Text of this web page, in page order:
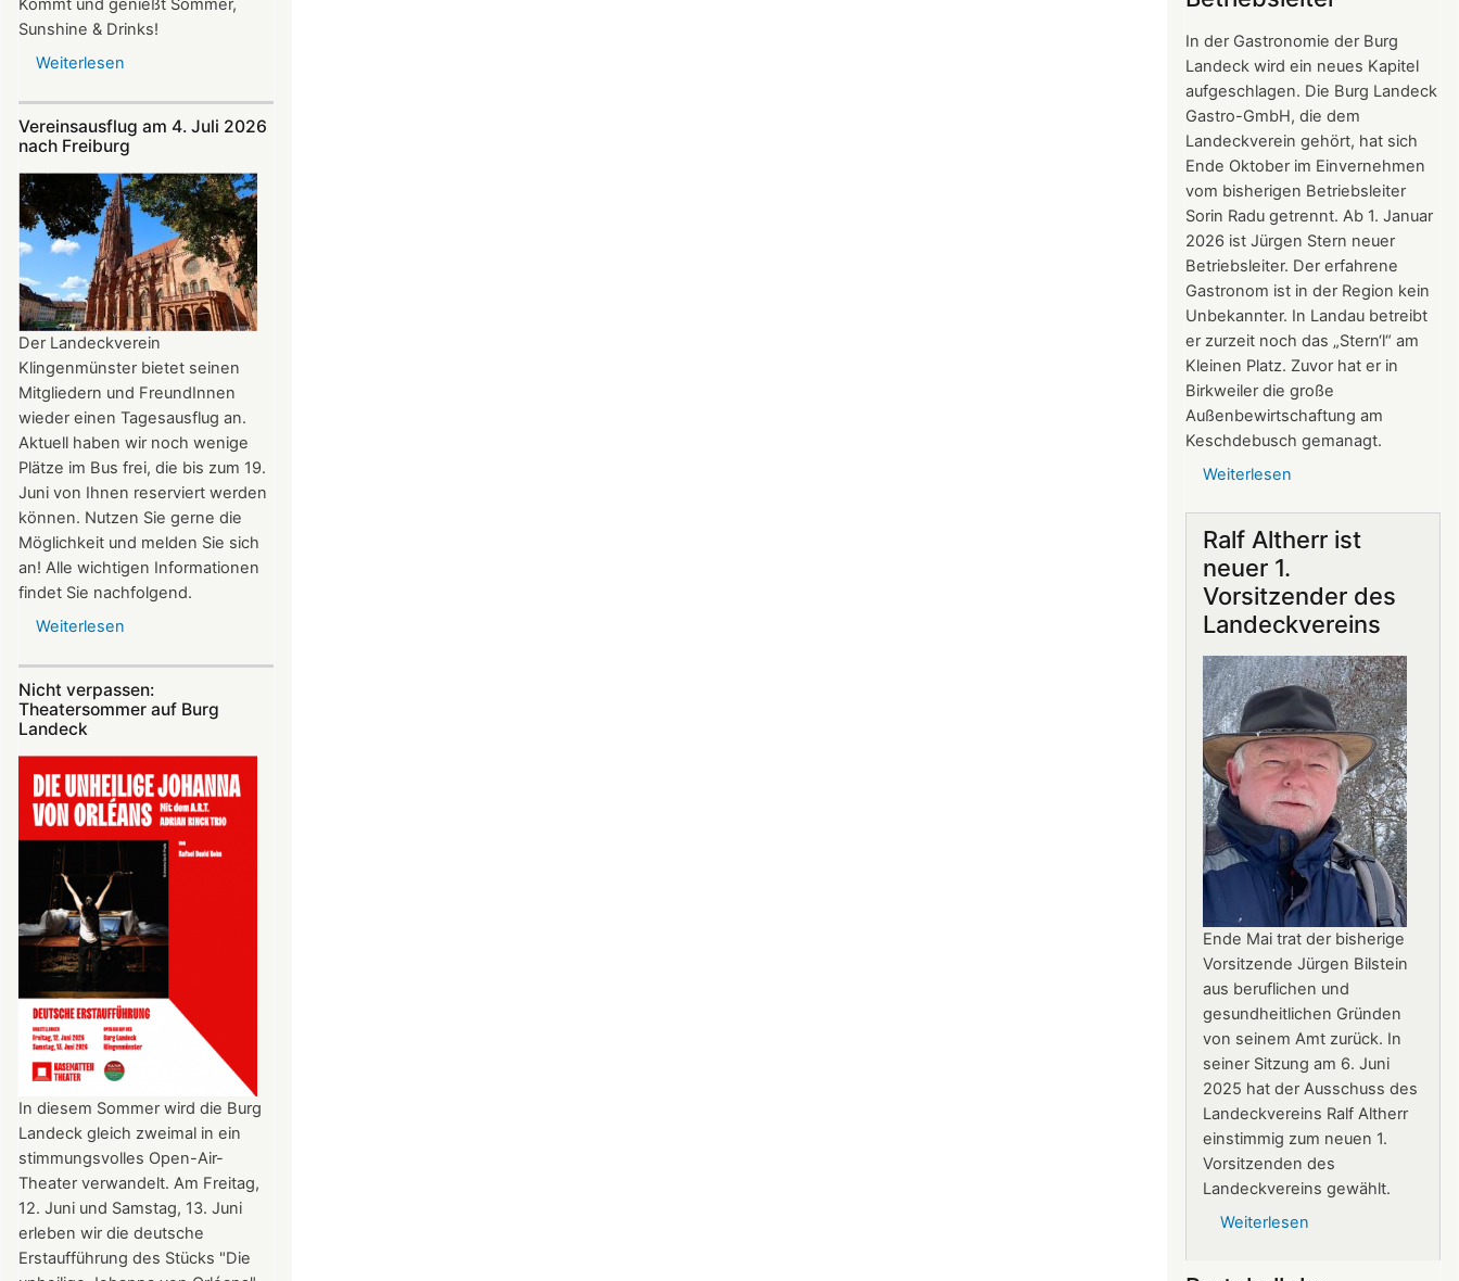
Kommt und genießt Sommer,
Sunshine & Drinks!
Weiterlesen
und
August
auf
der
Burg:
After
Work
donnerstags
bis
22:00
Uhr
Vereinsausflug am 4. Juli 2026
nach Freiburg
Der Landeckverein
Klingenmünster bietet seinen
Mitgliedern und FreundInnen
wieder einen Tagesausflug an.
Aktuell haben wir noch wenige
Plätze im Bus frei, die bis zum 19.
Juni von Ihnen reserviert werden
können. Nutzen Sie gerne die
Möglichkeit und melden Sie sich
an! Alle wichtigen Informationen
findet Sie nachfolgend.
Weiterlesen
4.
2026
nach
Freiburg
Nicht verpassen:
Theatersommer auf Burg
Landeck
In diesem Sommer wird die Burg
Landeck gleich zweimal in ein
stimmungsvolles Open-Air-
Theater verwandelt. Am Freitag,
12. Juni und Samstag, 13. Juni
erleben wir die deutsche
Erstaufführung des Stücks "Die
In der Gastronomie der Burg
Landeck wird ein neues Kapitel
aufgeschlagen. Die Burg Landeck
Gastro-GmbH, die dem
Landeckverein gehört, hat sich
Ende Oktober im Einvernehmen
vom bisherigen Betriebsleiter
Sorin Radu getrennt. Ab 1. Januar
2026 ist Jürgen Stern neuer
Betriebsleiter. Der erfahrene
Gastronom ist in der Region kein
Unbekannter. In Landau betreibt
er zurzeit noch das „Stern‘l“ am
Kleinen Platz. Zuvor hat er in
Birkweiler die große
Außenbewirtschaftung am
Keschdebusch gemanagt.
Weiterlesen
Burg
Jürgen
Stern
Betriebsleiter
Ralf Altherr ist
neuer 1.
Vorsitzender des
Landeckvereins
Ende Mai trat der bisherige
Vorsitzende Jürgen Bilstein
aus beruflichen und
gesundheitlichen Gründen
von seinem Amt zurück. In
seiner Sitzung am 6. Juni
2025 hat der Ausschuss des
Landeckvereins Ralf Altherr
einstimmig zum neuen 1.
Vorsitzenden des
Landeckvereins gewählt.
Weiterlesen